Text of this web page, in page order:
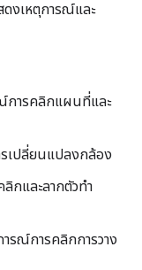
งเหตุการณ์และ
การคลิกแผนที่และ
เปลี่ยนแปลงกล้อง
กและลากตัวทำ
ารณ์การคลิกการวาง